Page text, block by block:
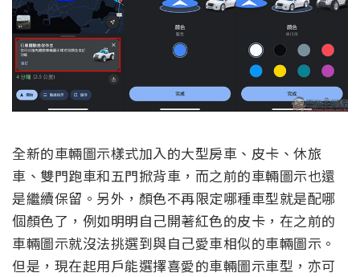
全新的車輛圖示樣式加入的大型房車、皮卡、休旅
車、雙門跑車和五門掀背車，而之前的車輛圖示也還
是繼續保留。另外，顏色不再限定哪種車型就是配哪
個顏色了，例如明明自己開著紅色的皮卡，在之前的
車輛圖示就沒法挑選到與自己愛車相似的車輛圖示。
但是，現在起用戶能選擇喜愛的車輛圖示車型，亦可